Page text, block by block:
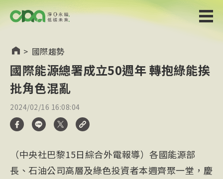
> 國際趨勢
國際能源總署成立50週年 轉抱綠能挨
批角色混亂
2024/02/16 16:08:04
（中央社巴黎15日綜合外電報導）各國能源部
長、石油公司高層及綠色投資者本週齊聚一堂，慶